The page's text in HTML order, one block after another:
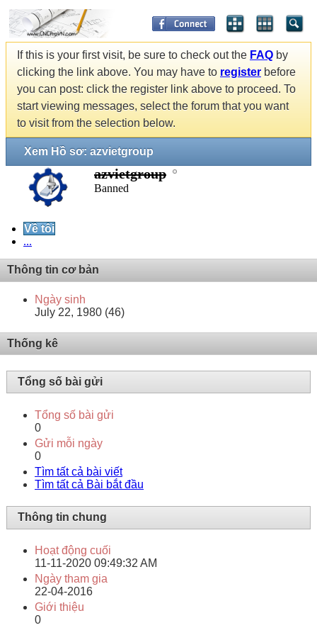
If this is your first visit, be sure to check out the FAQ by
clicking the link above. You may have to register before
you can post: click the register link above to proceed. To
start viewing messages, select the forum that you want
to visit from the selection below.
Xem Hồ sơ: azvietgroup
azvietgroup
Banned
Về tôi
...
Thông tin cơ bản
Ngày sinh
July 22, 1980 (46)
Thống kê
Tổng số bài gửi
Tổng số bài gửi
0
Gửi mỗi ngày
0
Tìm tất cả bài viết
Tìm tất cả Bài bắt đầu
Thông tin chung
Hoạt động cuối
11-11-2020 09:49:32 AM
Ngày tham gia
22-04-2016
Giới thiệu
0